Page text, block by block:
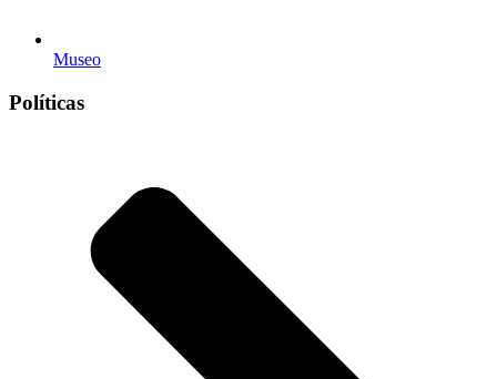
Museo
Políticas